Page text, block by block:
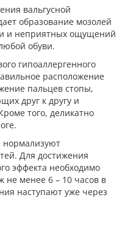
вальгусной
образование мозолей
и неприятных ощущений
обуви.
гипоаллергенного
расположение
пальцев стопы,
друг к другу и
того, деликатно
нормализуют
Для достижения
эффекта необходимо
не менее 6 – 10 часов в
наступают уже через